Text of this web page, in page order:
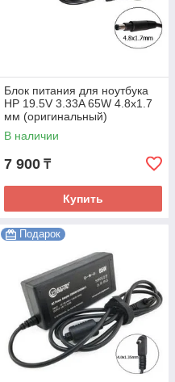
Блок питания для ноутбука
HP 19.5V 3.33A 65W 4.8х1.7
мм (оригинальный)
В наличии
7 900 ₸
Купить
Подарок